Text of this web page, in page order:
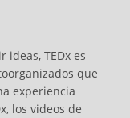
TEDx es
que
experiencia
los videos de